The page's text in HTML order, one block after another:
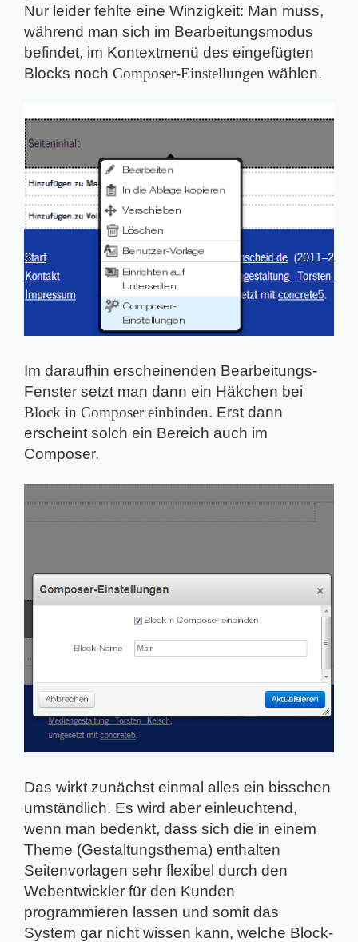
Nur leider fehlte eine Winzigkeit: Man muss,
während man sich im Bearbeitung­smodus
befindet, im Kontextmenü des eingefügten
Blocks noch Composer-Einstellungen wählen.
Im daraufhin erscheinenden Bearbeitungs-
Fenster setzt man dann ein Häkchen bei
Block in Composer einbinden. Erst dann
erscheint solch ein Bereich auch im
Composer.
Das wirkt zunächst einmal alles ein bisschen
umständlich. Es wird aber einleuchtend,
wenn man bedenkt, dass sich die in einem
Theme (Gestaltungsthema) enthalten
Seitenvorlagen sehr flexibel durch den
Webentwickler für den Kunden
programmieren lassen und somit das
System gar nicht wissen kann, welche Block-